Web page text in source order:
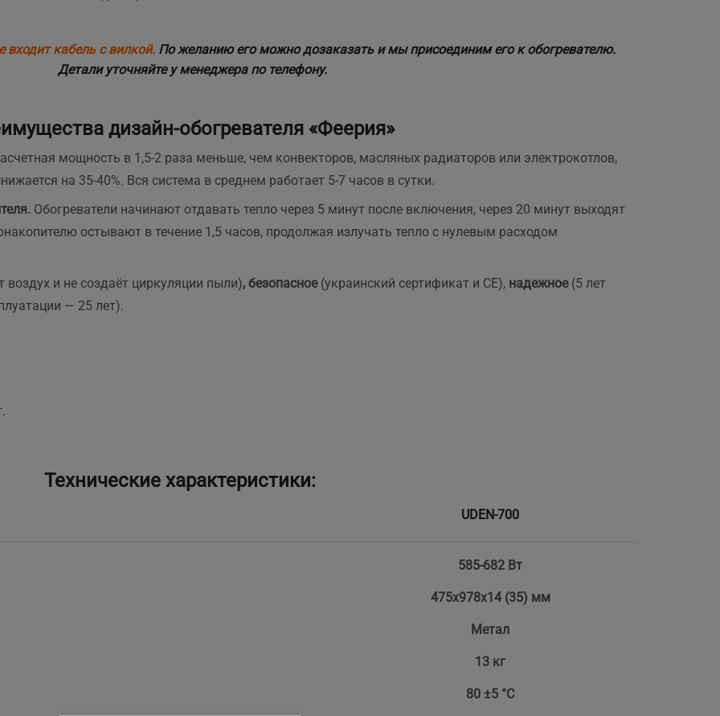
доставка швидка.Надійно
Легко
та більше не цвітуть.
встановила би їх
керамічної панелі
входит кабель с вилкой.По желанию его можно дозаказать и мы присоединим его к обогревателю.
Детали уточняйте у менеджера по телефону.
дизайн-обогревателя «Феерия»
мощность в 1,5-2 раза меньше, чем конвекторов, масляных радиаторов или электрокотлов,
на 35-40%. Вся система в среднем работает 5-7 часов в сутки.
Обогреватели начинают отдавать тепло через 5 минут после включения, через 20 минут выходят
остывают в течение 1,5 часов, продолжая излучать тепло с нулевым расходом
воздух и не создаёт циркуляции пыли), безопасное(украинский сертификат и СЕ), надежное (5 лет
— 25 лет).
Технические характеристики:
UDEN-700
585-682 Вт
475х978х14 (35) мм
Метал
13 кг
80 ±5 °С